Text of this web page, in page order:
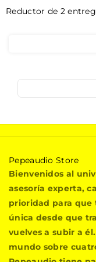
Reductor de 2
P
e
p
a
u
d
i
o
Pepeaudio Store
Bienvenidos al
asesoría experta,
prioridad para que
única desde que
vuelves a subir a
mundo sobre